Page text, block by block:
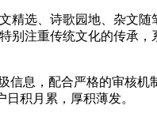
精选、诗歌园地、杂文随
注重传统文化的传承，
信息，配合严格的审核机
积月累，厚积薄发。